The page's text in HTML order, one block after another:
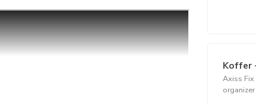
Koffer
Axiss Fix